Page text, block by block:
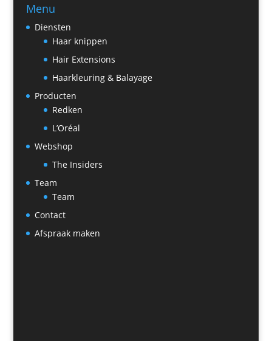
Menu
Diensten
Haar knippen
Hair Extensions
Haarkleuring & Balayage
Producten
Redken
L’Oréal
Webshop
The Insiders
Team
Team
Contact
Afspraak maken